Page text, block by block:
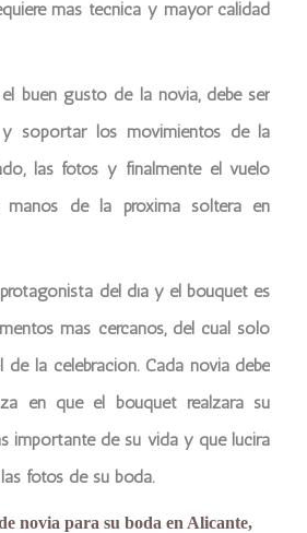
más técnica y mayor calidad
buen gusto de la novia, debe ser
soportar los movimientos de la
las fotos y finalmente el vuelo
de la próxima soltera en
del día y el bouquet es
más cercanos, del cual sólo
de la celebración. Cada novia debe
en que el bouquet realzará su
importante de su vida y que lucirá
fotos de su boda.
novia para su boda en Alicante,